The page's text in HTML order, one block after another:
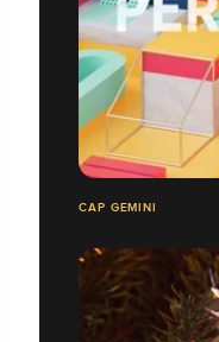
CAP GEMINI